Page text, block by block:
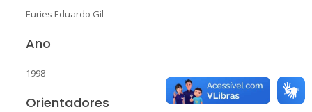
Euries Eduardo Gil
Ano
1998
Orientadores